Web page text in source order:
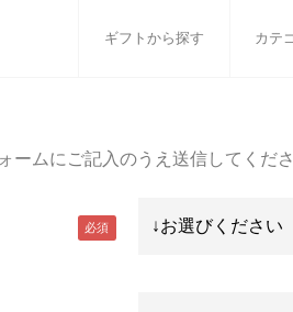
ギフトから探す カテ
バスグッズ タオル
ームにご記入のうえ送信してくださ